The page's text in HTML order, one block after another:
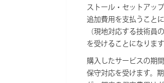
ストール・セットアッ
追加費用を支払うこと
（現地対応する技術員
を受けることになります
購入したサービスの期
保守対応を受けます。